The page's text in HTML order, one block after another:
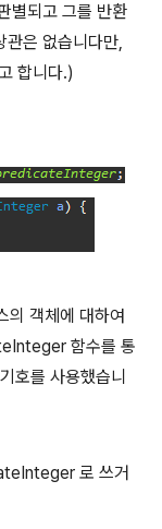
별되고 그를 반환
은 없습니다만,
합니다.)
의 객체에 대하여
함수를 통
호를 사용했습니
로 쓰거